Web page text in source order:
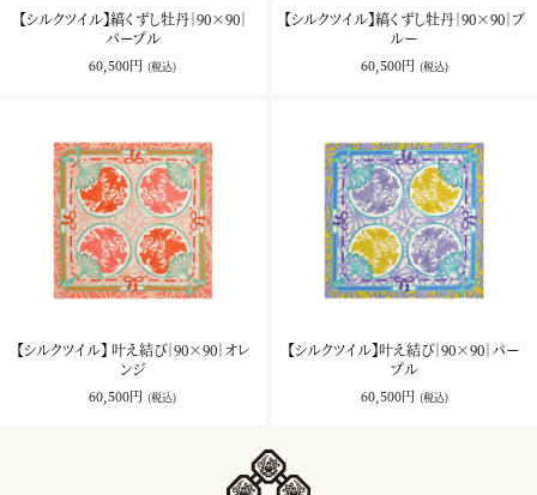
【シルクツイル】縞くずし牡丹｜90×90｜
パープル
60,500円 (税込)
【シルクツイル】縞くずし牡丹｜90×90｜ブ
ルー
60,500円 (税込)
【シルクツイル】 叶え結び｜90×90｜オレ
ンジ
60,500円 (税込)
【シルクツイル】叶え結び｜90×90｜パー
プル
60,500円 (税込)